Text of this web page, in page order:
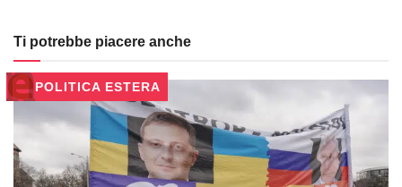
Ti potrebbe piacere anche
POLITICA ESTERA